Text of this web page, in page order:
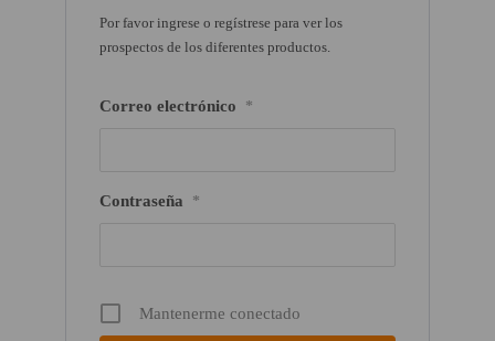
Por favor ingrese o regístrese para ver los
prospectos de los diferentes productos.
Correo electrónico *
Contraseña *
Mantenerme conectado